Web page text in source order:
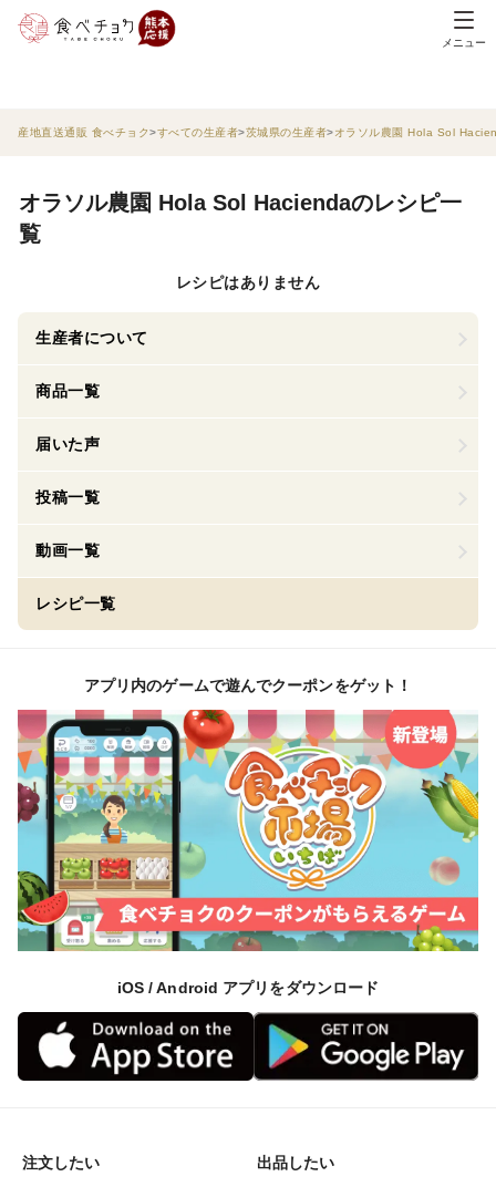
メニュー
産地直送通販 食べチョク すべての生産者 茨城県の生産者 オラソル農園 Hola Sol
オラソル農園 Hola Sol Haciendaのレシピ一
覧
レシピはありません
生産者について
商品一覧
届いた声
投稿一覧
動画一覧
レシピ一覧
アプリ内のゲームで遊んでクーポンをゲット！
iOS / Android アプリをダウンロード
注文したい 出品したい